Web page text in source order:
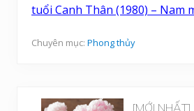
tuổi Canh Thân (1980) – Nam
Chuyên mục: Phong thủy
[MỚI